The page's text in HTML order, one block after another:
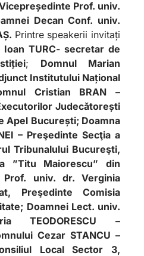
Prof. univ.
Decan Conf. univ.
Printre speakerii invitați
Ioan TURC- secretar de
; Domnul Marian
Institutului Național
Cristian BRAN –
Judecătorești
Apel București; Doamna
– Preşedinte Secţia a
Tribunalului Bucureşti,
”Titu Maiorescu” din
Prof. univ. dr. Verginia
Preşedinte Comisia
Doamnei Lect. univ.
TEODORESCU –
Cezar STANCU –
Local Sector 3,